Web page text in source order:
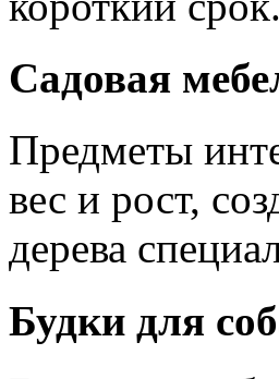
Садовая
Предметы
вес и рост,
дерева
Будки для